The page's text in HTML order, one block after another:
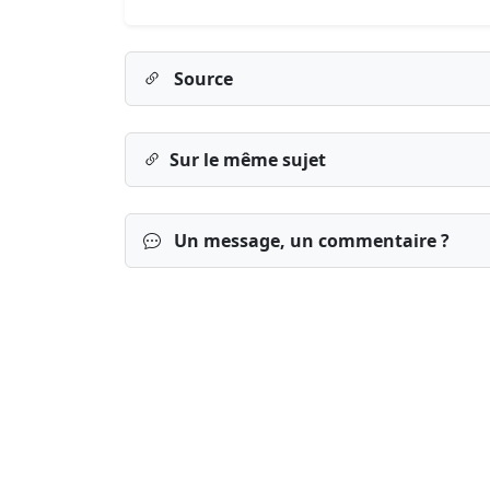
Source
Sur le même sujet
Un message, un commentaire ?